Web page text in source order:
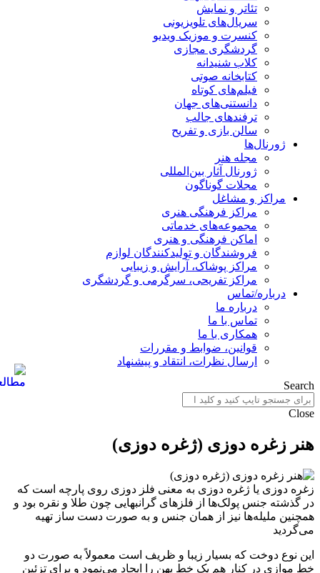
تئاتر و نمایش
سریال‌های تلویزیونی
کنسرت و موزیک ویدیو
گردشگری مجازی
کلاب شنیدانه
کتابخانه صوتی
فیلم‌های کوتاه
دانستنی‌های جهان
ترفندهای جالب
سالن بازی و تفریح
ژورنال‌ها
مجله هنر
ژورنال آثار بین‌المللی
مجلات گوناگون
مراکز و مشاغل
مراکز فرهنگی هنری
مجموعه‌های خدماتی
اماکن فرهنگی و هنری
فروشندگان و تولیدکنندگان لوازم
مراکز پوشاک، آرایش و زیبایی
مراکز تفریحی، سرگرمی و گردشگری
درباره/تماس
درباره ما
تماس با ما
همکاری با ما
قوانین، ضوابط و مقررات
ارسال نظرات، انتقاد و پیشنهاد
Search
Close
هنر زغره دوزی (ژغره دوزی)
زغره دوزی یا ژغره دوزی به معنی فلز دوزی روی پارچه است که
در گذشته جنس پولک‌ها از فلزهای گرانبهایی چون طلا و نقره بود و
همچنین ملیله‌ها نیز از همان جنس و به صورت دست ساز تهیه
می‌گردید
این نوع دوخت که بسیار زیبا و ظریف است معمولاً به صورت دو
خط موازی در کنار هم یک خط پهن را ایجاد می‌نمود و برای تزئین